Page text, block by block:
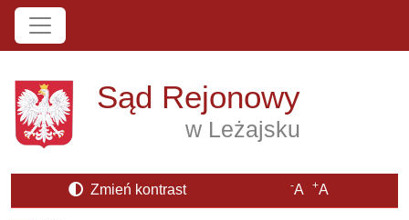
Przejdź do treści
Sąd Rejonowy
w Leżajsku
Zmień kontrast -A +A